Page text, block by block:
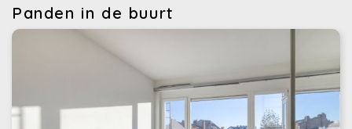
Panden in de buurt